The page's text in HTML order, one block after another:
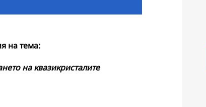
на тема:
на квазикристалите